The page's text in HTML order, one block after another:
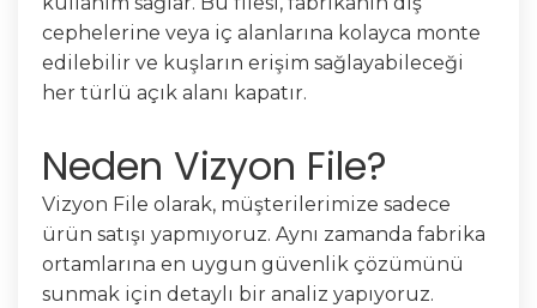
cephelerine veya iç alanlarına kolayca monte
edilebilir ve kuşların erişim sağlayabileceği
her türlü açık alanı kapatır.
Neden Vizyon File?
Vizyon File olarak, müşterilerimize sadece
ürün satışı yapmıyoruz. Aynı zamanda fabrika
ortamlarına en uygun güvenlik çözümünü
sunmak için detaylı bir analiz yapıyoruz.